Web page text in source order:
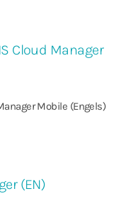
Cloud Manager
Mobile (Engels)
(EN)